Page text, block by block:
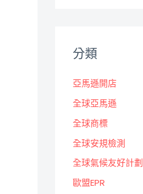
分類
亞馬遜開店
全球亞馬遜
全球商標
全球安規檢測
全球氣候友好計劃
歐盟EPR